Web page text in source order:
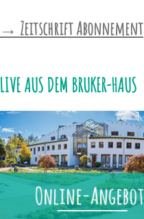
→ Zeitschrift Abonnement
LIVE AUS DEM BRUKER-HAUS